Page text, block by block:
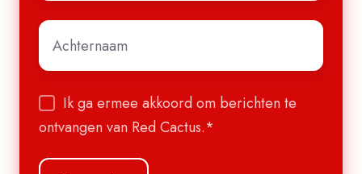
Achternaam
Ik ga ermee akkoord om berichten te
ontvangen van Red Cactus.*